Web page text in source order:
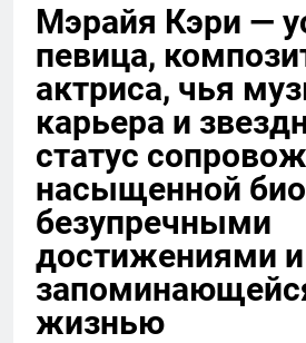
Мэрайя Кэри —
певица,
актриса, чья
карьера и
статус
насыщенной
безупречными
достижениями и
жизнью